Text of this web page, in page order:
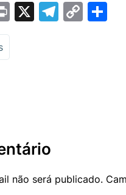
Print
X
Copy
não será publicado.